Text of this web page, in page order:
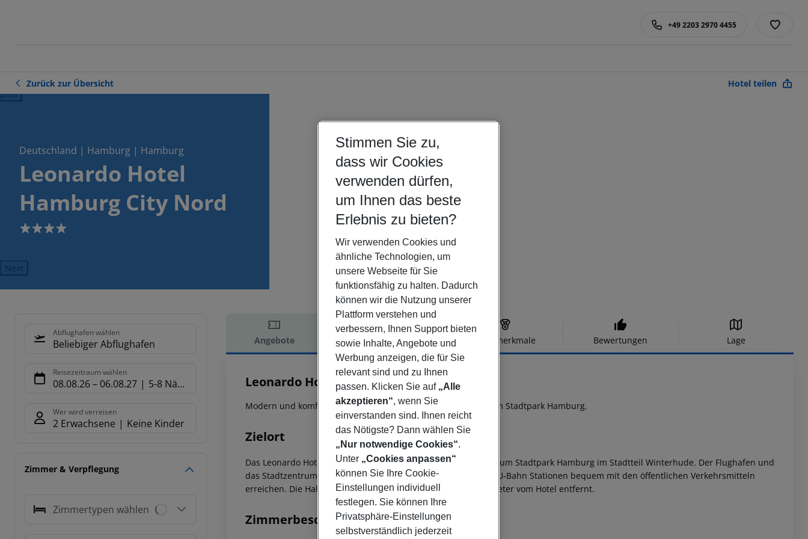
+49 2203 2970 4455
Zurück zur Übersicht Hotel teilen
Deutschland | Hamburg | Hamburg
Leonardo Hotel
Hamburg City Nord
4
Next
Abflughafen wählen
Beliebiger Abflughafen
Reisezeitraum wählen
08.08.26– 06.08.27 5-8 Nächte
Wer wird verreisen
2 Erwachsene Keine Kinder
Zimmer & Verpflegung
Zimmertypen wählen
Angebote Hotelbeschreibung Hotelmerkmale Bewertungen Lage
Hotelbeschreibung
Leonardo Hotel Hamburg City Nord
Modern und komfortabel wohnen Sie hier in direkter Nähe zum Stadtpark Hamburg.
Zielort
Das Leonardo Hotel Hamburg City Nord liegt in direkter Nähe zum Stadtpark Hamburg im Stadtteil Winterhude. Der Flughafen und
das Stadtzentrum lassen sich durch die nahgelegenen S- und U-Bahn Stationen bequem mit den öffentlichen Verkehrsmitteln
erreichen. Die Haltestelle Dkarweg befindet sich nur wenige Meter vom Hotel entfernt.
Zimmerbeschreibung
Stimmen Sie zu,
dass wir Cookies
verwenden dürfen,
um Ihnen das beste
Erlebnis zu bieten?
Wir verwenden Cookies und
ähnliche Technologien, um
unsere Webseite für Sie
funktionsfähig zu halten. Dadurch
können wir die Nutzung unserer
Plattform verstehen und
verbessern, Ihnen Support bieten
sowie Inhalte, Angebote und
Werbung anzeigen, die für Sie
relevant sind und zu Ihnen
passen. Klicken Sie auf „Alle
akzeptieren“, wenn Sie
einverstanden sind. Ihnen reicht
das Nötigste? Dann wählen Sie
„Nur notwendige Cookies“.
Unter „Cookies anpassen“
können Sie Ihre Cookie-
Einstellungen individuell
festlegen. Sie können Ihre
Privatsphäre-Einstellungen
selbstverständlich jederzeit